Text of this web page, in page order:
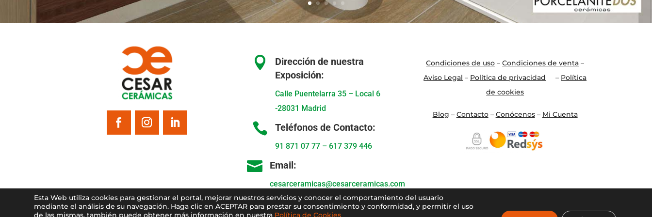

Dirección de nuestra
Exposición:
Calle Puentelarra 35 – Local 6
-28031 Madrid
 Teléfonos de Contacto:
91 871 07 77 – 617 379 446
 Email:
cesarceramicas@cesarceramicas.com
Condiciones de uso –Condiciones de venta –
Aviso Legal – Política de privacidad – Política
de cookies
Blog – Contacto– Conócenos– Mi Cuenta
Esta Web utiliza cookies para gestionar el portal, mejorar nuestros servicios y conocer el comportamiento del usuario
mediante el análisis de su navegación. Haga clic en ACEPTAR para prestar su consentimiento y conformidad, y permitir el uso
de las mismas, también puede obtener más información en nuestra Política de Cookies